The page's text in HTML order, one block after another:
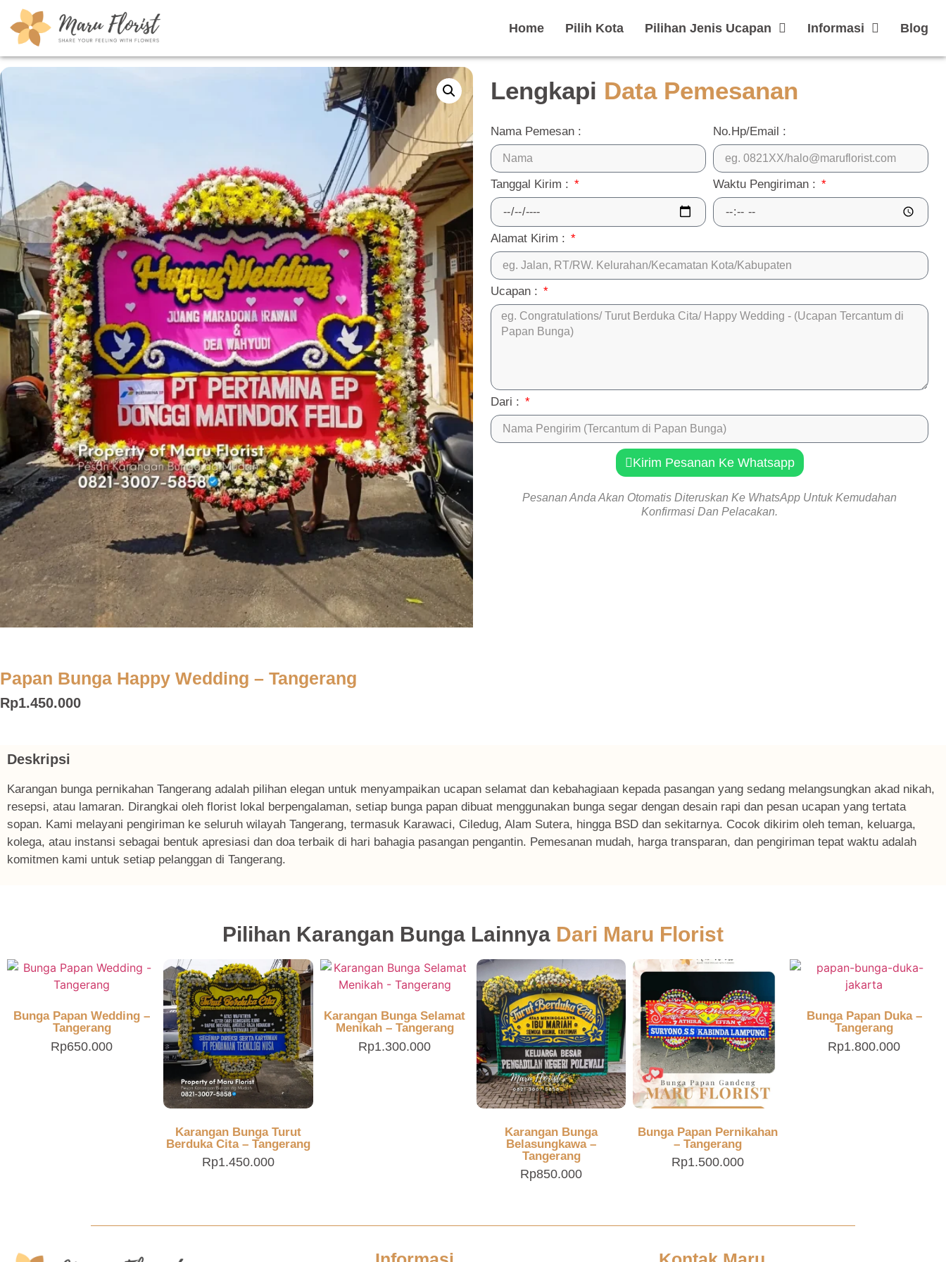
Home Pilih Kota Pilihan Jenis Ucapan Informasi Blog
Papan Bunga Happy Wedding – Tangerang
Rp1.450.000
Lengkapi Data Pemesanan
Nama Pemesan : No.Hp/Email :
Tanggal Kirim : Waktu Pengiriman :
Alamat Kirim :
Ucapan :
Dari :
Kirim Pesanan Ke Whatsapp
Pesanan Anda Akan Otomatis Diteruskan Ke WhatsApp Untuk Kemudahan
Konfirmasi Dan Pelacakan.
Deskripsi
Karangan bunga pernikahan Tangerang adalah pilihan elegan untuk menyampaikan ucapan selamat dan kebahagiaan kepada pasangan yang sedang melangsungkan akad nikah,
resepsi, atau lamaran. Dirangkai oleh florist lokal berpengalaman, setiap bunga papan dibuat menggunakan bunga segar dengan desain rapi dan pesan ucapan yang tertata
sopan. Kami melayani pengiriman ke seluruh wilayah Tangerang, termasuk Karawaci, Ciledug, Alam Sutera, hingga BSD dan sekitarnya. Cocok dikirim oleh teman, keluarga,
kolega, atau instansi sebagai bentuk apresiasi dan doa terbaik di hari bahagia pasangan pengantin. Pemesanan mudah, harga transparan, dan pengiriman tepat waktu adalah
komitmen kami untuk setiap pelanggan di Tangerang.
Pilihan Karangan Bunga Lainnya Dari Maru Florist
Bunga Papan Wedding –
Tangerang
Rp650.000
Karangan Bunga Turut
Berduka Cita – Tangerang
Rp1.450.000
Karangan Bunga Selamat
Menikah – Tangerang
Rp1.300.000
Karangan Bunga
Belasungkawa –
Tangerang
Rp850.000
Bunga Papan Pernikahan
– Tangerang
Rp1.500.000
Bunga Papan Duka –
Tangerang
Rp1.800.000